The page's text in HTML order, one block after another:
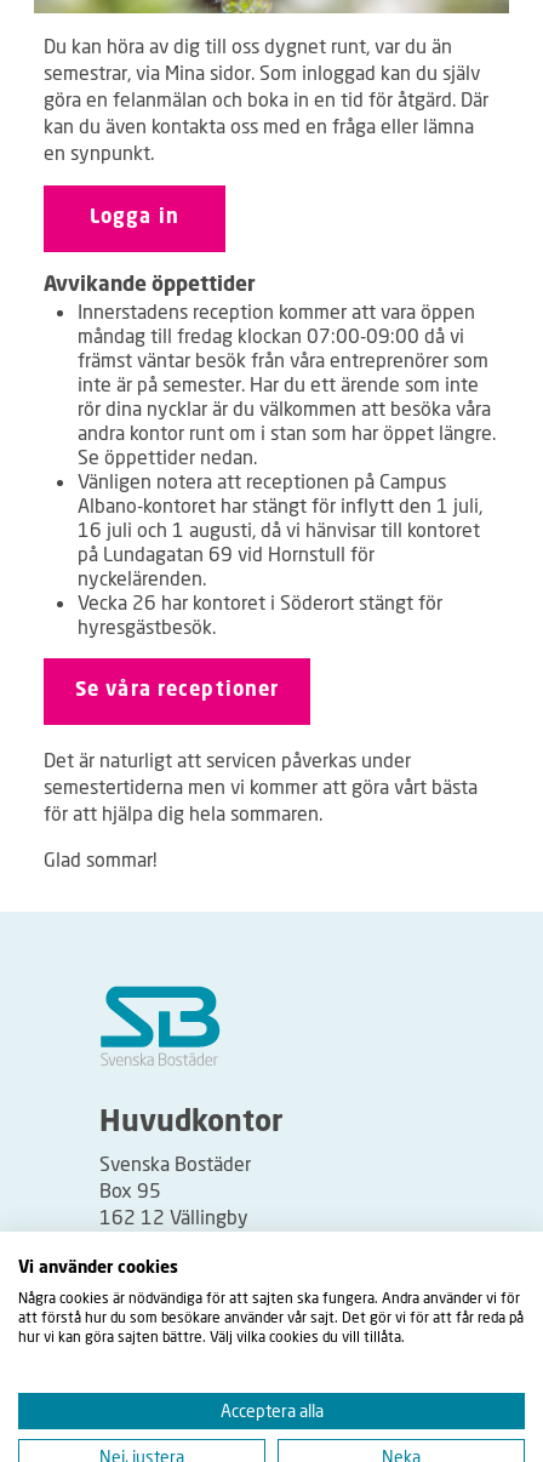
Du kan höra av dig till oss dygnet runt, var du än
semestrar, via Mina sidor. Som inloggad kan du själv
göra en felanmälan och boka in en tid för åtgärd. Där
kan du även kontakta oss med en fråga eller lämna
en synpunkt.
Logga in
Avvikande öppettider
Innerstadens reception kommer att vara öppen
måndag till fredag klockan 07:00-09:00 då vi
främst väntar besök från våra entreprenörer som
inte är på semester. Har du ett ärende som inte
rör dina nycklar är du välkommen att besöka våra
andra kontor runt om i stan som har öppet längre.
Se öppettider nedan.
Vänligen notera att receptionen på Campus
Albano-kontoret har stängt för inflytt den 1 juli,
16 juli och 1 augusti, då vi hänvisar till kontoret
på Lundagatan 69 vid Hornstull för
nyckelärenden.
Vecka 26 har kontoret i Söderort stängt för
hyresgästbesök.
Se våra receptioner
Det är naturligt att servicen påverkas under
semestertiderna men vi kommer att göra vårt bästa
för att hjälpa dig hela sommaren.
Glad sommar!
Huvudkontor
Svenska Bostäder
Box 95
162 12 Vällingby
Besöksadress:
Vällingbyplan 2
Vi använder cookies
Några cookies är nödvändiga för att sajten ska fungera. Andra använder vi för
att förstå hur du som besökare använder vår sajt. Det gör vi för att får reda på
hur vi kan göra sajten bättre. Välj vilka cookies du vill tillåta.
Acceptera alla
Nej, justera Neka